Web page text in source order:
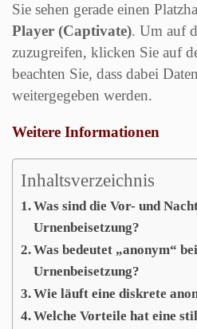
Sie sehen gerade einen
Player (Captivate). Um auf
zuzugreifen, klicken Sie auf
beachten Sie, dass dabei
weitergegeben werden.
Weitere Informationen
Erforderlichen Service
Inhaltsverzeichnis
Was sind die Vor- und
Urnenbeisetzung?
Was bedeutet „anonym“
Urnenbeisetzung?
Wie läuft eine diskrete
Welche Vorteile hat eine